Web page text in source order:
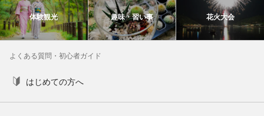
体験観光 趣味・習い事 花火大会
よくある質問・初心者ガイド
はじめての方へ